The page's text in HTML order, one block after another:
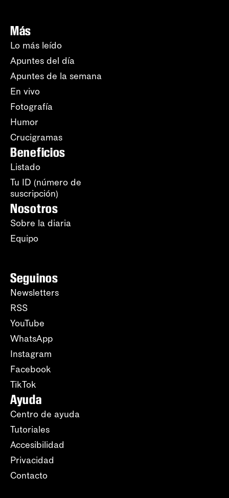
Más
Lo más leído
Apuntes del día
Apuntes de la semana
En vivo
Fotografía
Humor
Crucigramas
Beneficios
Listado
Tu ID (número de
suscripción)
Nosotros
Sobre la diaria
Equipo
Seguinos
Newsletters
RSS
YouTube
WhatsApp
Instagram
Facebook
TikTok
Ayuda
Centro de ayuda
Tutoriales
Accesibilidad
Privacidad
Contacto